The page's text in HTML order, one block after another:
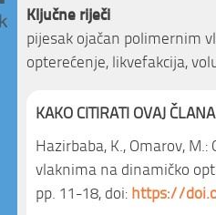
Ključne riječi
pijesak ojačan polimernim
opterećenje, likvefakcija,
KAKO CITIRATI OVAJ
Hazirbaba, K., Omarov,
vlaknima na dinamičko
pp. 11-18, doi:https://